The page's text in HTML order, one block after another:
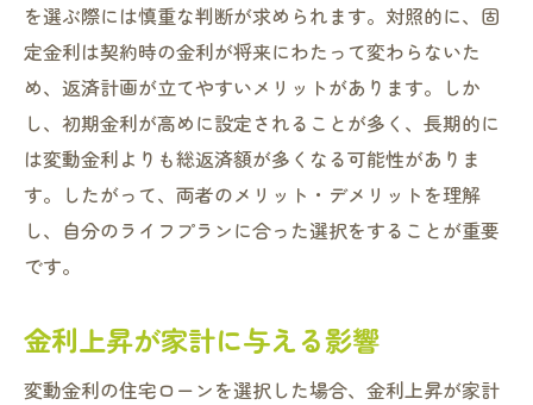
を選ぶ際には慎重な判断が求められます。対照的に、固
定金利は契約時の金利が将来にわたって変わらないた
め、返済計画が立てやすいメリットがあります。しか
し、初期金利が高めに設定されることが多く、長期的に
は変動金利よりも総返済額が多くなる可能性がありま
す。したがって、両者のメリット・デメリットを理解
し、自分のライフプランに合った選択をすることが重要
です。
金利上昇が家計に与える影響
変動金利の住宅ローンを選択した場合、金利上昇が家計